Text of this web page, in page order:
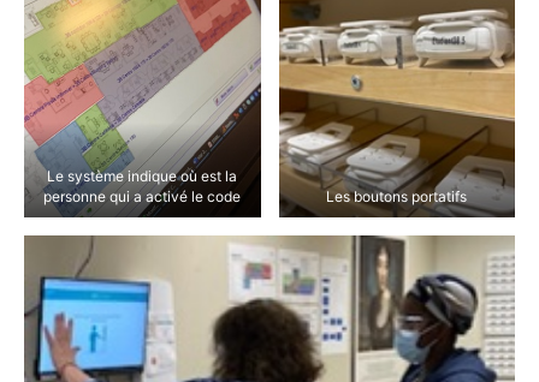
Le système indique où est la
personne qui a activé le code
Les boutons portatifs